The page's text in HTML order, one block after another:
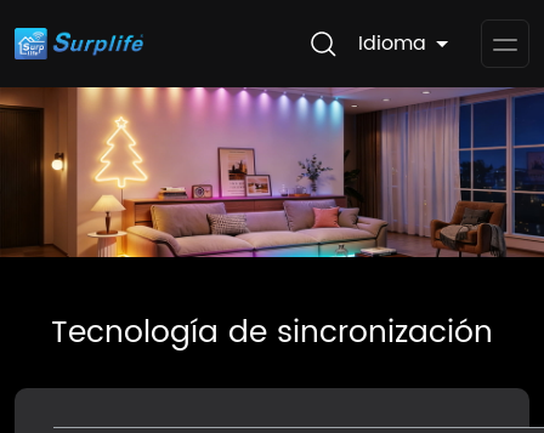
Idioma
Tecnología de sincronización